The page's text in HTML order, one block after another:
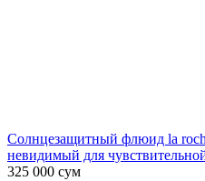
Солнцезащитный флюид la
невидимый для
325 000 сум